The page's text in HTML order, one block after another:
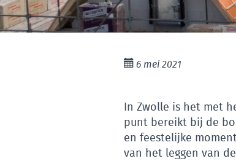
6 mei 2021
In Zwolle is het met
punt bereikt bij de
en feestelijke
van het leggen van